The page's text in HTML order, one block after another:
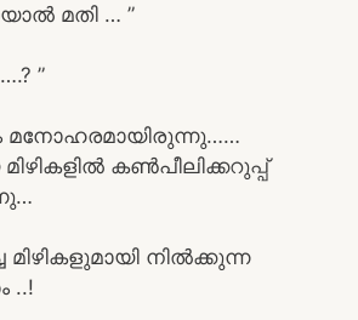
മതി … ”
”
മനോഹരമായിരുന്നു……
കൺപീലിക്കറുപ്പ്
മിഴികളുമായി നിൽക്കുന്ന
..!